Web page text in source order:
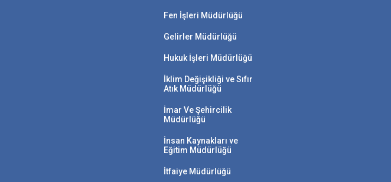
Fen İşleri Müdürlüğü
Gelirler Müdürlüğü
Hukuk İşleri Müdürlüğü
İklim Değişikliği ve Sıfır
Atık Müdürlüğü
İmar Ve Şehircilik
Müdürlüğü
İnsan Kaynakları ve
Eğitim Müdürlüğü
İtfaiye Müdürlüğü